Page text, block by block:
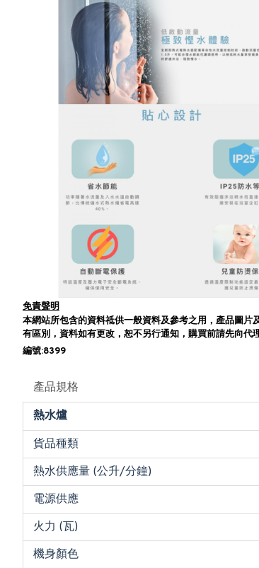
免責聲明
本網站所包含的資料祗供一般資料及參考之用，產品圖片
有區別，資料如有更改，恕不另行通知，購買前請先向代
編號:8399
產品規格
熱水爐
貨品種類
熱水供應量 (公升/分鐘)
電源供應
火力 (瓦)
機身顏色